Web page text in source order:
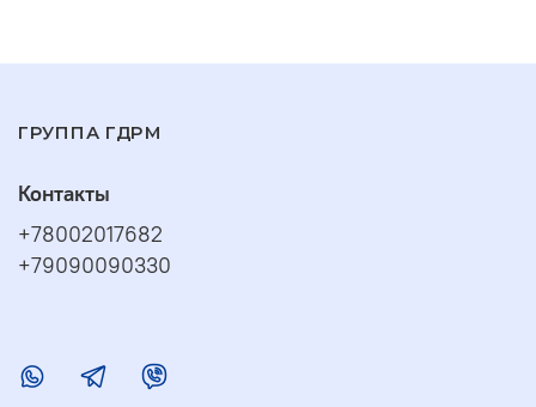
ГРУППА ГДРМ
Контакты
+78002017682
+79090090330